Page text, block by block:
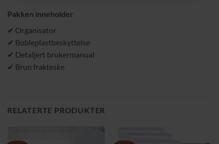
Pakken inneholder
✔ Organisator
✔ Bobleplastbeskyttelse
✔ Detaljert brukermanual
✔ Brun frakteske
RELATERTE PRODUKTER